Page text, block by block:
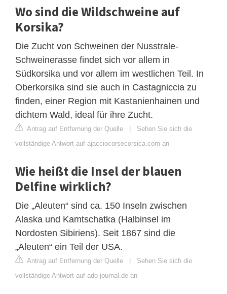
Wo sind die Wildschweine auf
Korsika?
Die Zucht von Schweinen der Nusstrale-
Schweinerasse findet sich vor allem in
Südkorsika und vor allem im westlichen Teil. In
Oberkorsika sind sie auch in Castagniccia zu
finden, einer Region mit Kastanienhainen und
dichtem Wald, ideal für ihre Zucht.
Antrag auf Entfernung der Quelle | Sehen Sie sich die
vollständige Antwort auf ajacciocorsecorsica.com an
Wie heißt die Insel der blauen
Delfine wirklich?
Die „Aleuten“ sind ca. 150 Inseln zwischen
Alaska und Kamtschatka (Halbinsel im
Nordosten Sibiriens). Seit 1867 sind die
„Aleuten“ ein Teil der USA.
Antrag auf Entfernung der Quelle | Sehen Sie sich die
vollständige Antwort auf ado-journal.de an